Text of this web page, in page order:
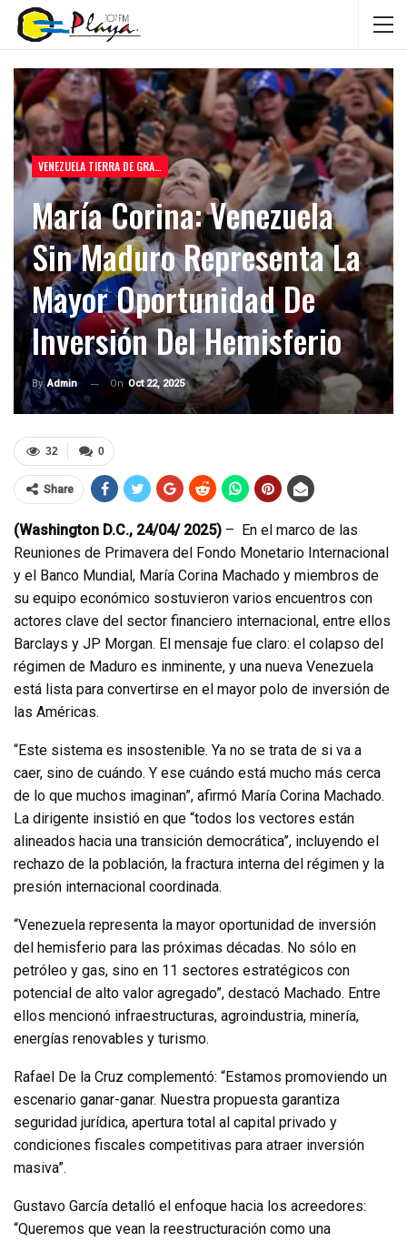
VENEZUELA TIERRA DE GRACIA
María Corina: Venezuela
Sin Maduro Representa La
Mayor Oportunidad De
Inversión Del Hemisferio
By Admin On Oct 22, 2025
0
32
Share
(Washington D.C., 24/04/ 2025) – En el marco de las
Reuniones de Primavera del Fondo Monetario Internacional
y el Banco Mundial, María Corina Machado y miembros de
su equipo económico sostuvieron varios encuentros con
actores clave del sector financiero internacional, entre ellos
Barclays y JP Morgan. El mensaje fue claro: el colapso del
régimen de Maduro es inminente, y una nueva Venezuela
está lista para convertirse en el mayor polo de inversión de
las Américas.
“Este sistema es insostenible. Ya no se trata de si va a
caer, sino de cuándo. Y ese cuándo está mucho más cerca
de lo que muchos imaginan”, afirmó María Corina Machado.
La dirigente insistió en que “todos los vectores están
alineados hacia una transición democrática”, incluyendo el
rechazo de la población, la fractura interna del régimen y la
presión internacional coordinada.
“Venezuela representa la mayor oportunidad de inversión
del hemisferio para las próximas décadas. No sólo en
petróleo y gas, sino en 11 sectores estratégicos con
potencial de alto valor agregado”, destacó Machado. Entre
ellos mencionó infraestructuras, agroindustria, minería,
energías renovables y turismo.
Rafael De la Cruz complementó: “Estamos promoviendo un
escenario ganar-ganar. Nuestra propuesta garantiza
seguridad jurídica, apertura total al capital privado y
condiciones fiscales competitivas para atraer inversión
masiva”.
Gustavo García detalló el enfoque hacia los acreedores:
“Queremos que vean la reestructuración como una